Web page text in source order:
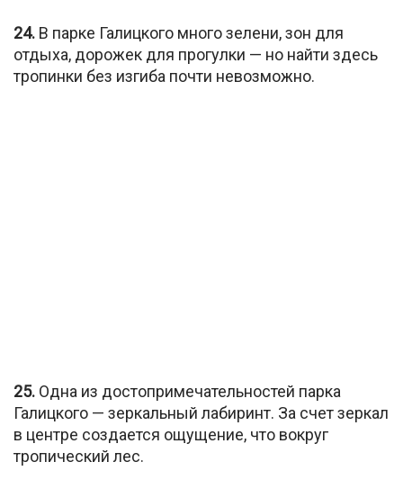
24. В парке Галицкого много зелени, зон для
отдыха, дорожек для прогулки — но найти здесь
тропинки без изгиба почти невозможно.
25. Одна из достопримечательностей парка
Галицкого — зеркальный лабиринт. За счет зеркал
в центре создается ощущение, что вокруг
тропический лес.